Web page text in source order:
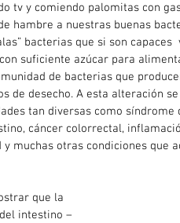
tv y comiendo palomitas con
hambre a nuestras buenas
bacterias que si son
suficiente azúcar para
de bacterias que
de desecho. A esta alteración
tan diversas como
cáncer colorrectal,
y muchas otras condiciones que
que la
intestino –